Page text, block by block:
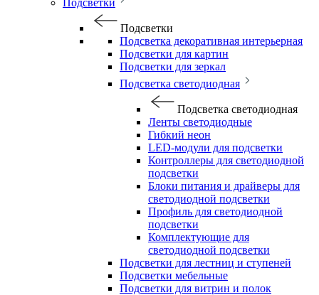
Подсветки
Подсветки
Подсветка декоративная интерьерная
Подсветки для картин
Подсветки для зеркал
Подсветка светодиодная
Подсветка светодиодная
Ленты светодиодные
Гибкий неон
LED-модули для подсветки
Контроллеры для светодиодной
подсветки
Блоки питания и драйверы для
светодиодной подсветки
Профиль для светодиодной
подсветки
Комплектующие для
светодиодной подсветки
Подсветки для лестниц и ступеней
Подсветки мебельные
Подсветки для витрин и полок